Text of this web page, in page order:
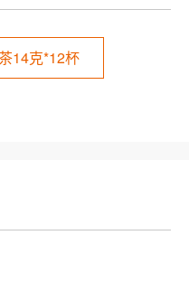
14克*12杯